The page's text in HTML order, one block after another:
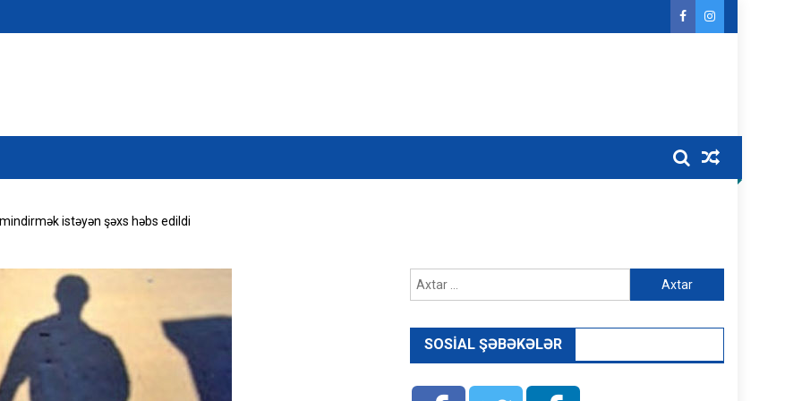
istəyən şəxs həbs edildi
Axtarış:
SOSIAL ŞƏBƏKƏLƏR